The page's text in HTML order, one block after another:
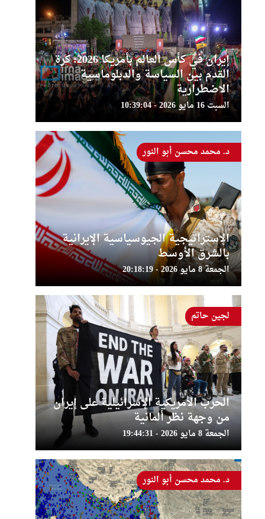
إيران في كأس العالم بأمريكا 2026: كرة
القدم بين السياسة والدبلوماسية
الاضطرارية
السبت 16 مايو 2026 - 10:39:04
الإستراتيجية الجيوسياسية الإيرانية
بالشرق الأوسط
الجمعة 8 مايو 2026 - 20:18:19
د. محمد محسن أبو النور
الحرب الأمريكية الإسرائيلية على إيران
من وجهة نظر ألمانية
الجمعة 8 مايو 2026 - 19:44:31
لجين حاتم
د. محمد محسن أبو النور